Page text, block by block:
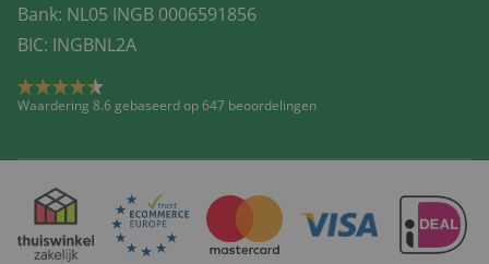
Bank: NL05 INGB 0006591856
BIC: INGBNL2A
Waardering 8.6 gebaseerd op 647 beoordelingen